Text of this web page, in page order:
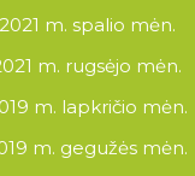
2021 m. spalio mėn.
m. rugsėjo mėn.
m. lapkričio mėn.
m. gegužės mėn.